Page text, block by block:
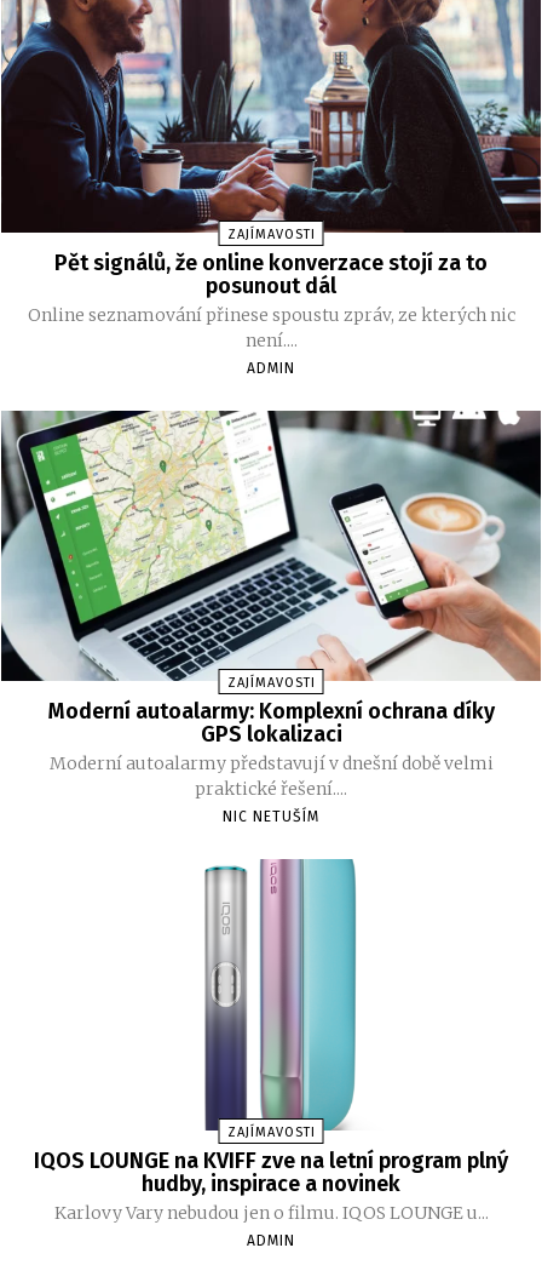
ZAJÍMAVOSTI
Pět signálů, že online konverzace stojí za to
posunout dál
Online seznamování přinese spoustu zpráv, ze kterých nic
není....
ADMIN
ZAJÍMAVOSTI
Moderní autoalarmy: Komplexní ochrana díky
GPS lokalizaci
Moderní autoalarmy představují v dnešní době velmi
praktické řešení....
NIC NETUŠÍM
ZAJÍMAVOSTI
IQOS LOUNGE na KVIFF zve na letní program plný
hudby, inspirace a novinek
Karlovy Vary nebudou jen o filmu. IQOS LOUNGE u...
ADMIN